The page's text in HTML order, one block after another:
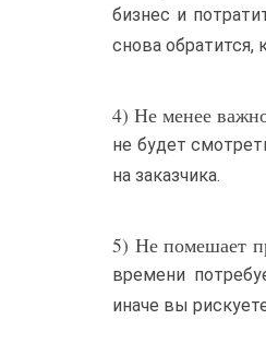
бизнес и
снова обратится,
4) Не менее
не будет
на заказчика.
5) Не помешает
времени
иначе вы